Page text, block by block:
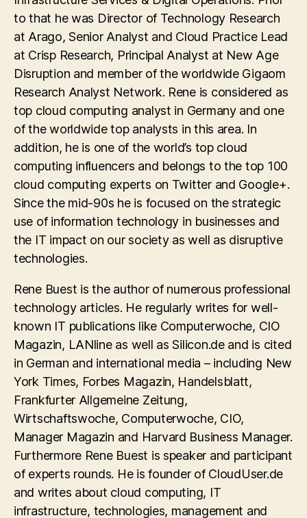
to that he was Director of Technology Research
at Arago, Senior Analyst and Cloud Practice Lead
at Crisp Research, Principal Analyst at New Age
Disruption and member of the worldwide Gigaom
Research Analyst Network. Rene is considered as
top cloud computing analyst in Germany and one
of the worldwide top analysts in this area. In
addition, he is one of the world’s top cloud
computing influencers and belongs to the top 100
cloud computing experts on Twitter and Google+.
Since the mid-90s he is focused on the strategic
use of information technology in businesses and
the IT impact on our society as well as disruptive
technologies.
Rene Buest is the author of numerous professional
technology articles. He regularly writes for well-
known IT publications like Computerwoche, CIO
Magazin, LANline as well as Silicon.de and is cited
in German and international media – including New
York Times, Forbes Magazin, Handelsblatt,
Frankfurter Allgemeine Zeitung,
Wirtschaftswoche, Computerwoche, CIO,
Manager Magazin and Harvard Business Manager.
Furthermore Rene Buest is speaker and participant
of experts rounds. He is founder of CloudUser.de
and writes about cloud computing, IT
infrastructure, technologies, management and